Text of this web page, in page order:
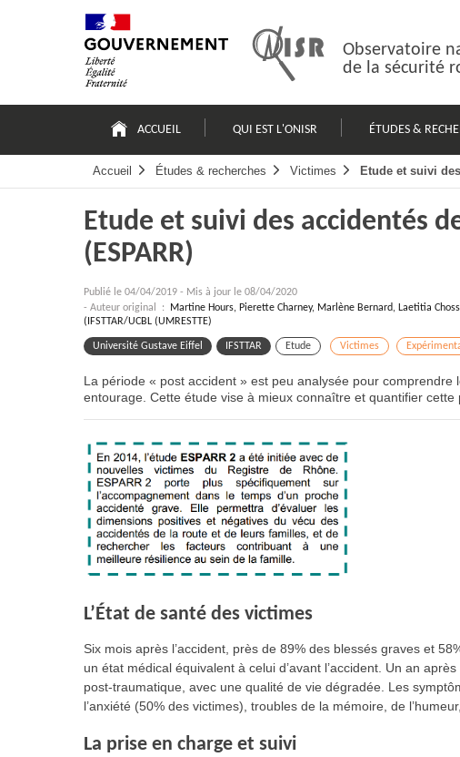
Observatoire
de la sécurité
principale
ACCUEIL QUI EST L'ONISR ÉTUDES &
Accueil Études & recherches Victimes Etude et suivi
Etude et suivi des accidentés
(ESPARR)
Publié le 04/04/2019 - Mis à jour le 08/04/2020
- Auteur original :
Martine Hours, Pierette Charney, Marlène Bernard, Laetitia
(IFSTTAR/UCBL (UMRESTTE)
Université Gustave Eiffel IFSTTAR Etude Victimes
La période « post accident » est peu analysée pour
entourage. Cette étude vise à mieux connaître et quantifier cette
L’État de santé des victimes
Six mois après l’accident, près de 89% des blessés graves et
un état médical équivalent à celui d’avant l’accident. Un an
post-traumatique, avec une qualité de vie dégradée. Les
l’anxiété (50% des victimes), troubles de la mémoire, de
La prise en charge et suivi